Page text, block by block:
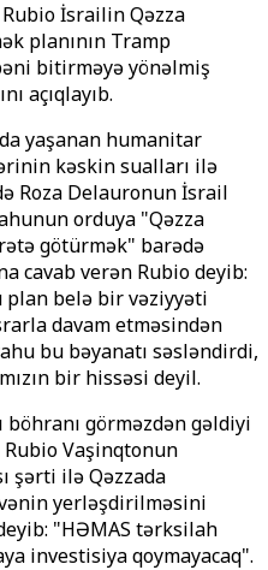
İsrailin Qəzza
planının Tramp
bitirməyə yönəlmiş
açıqlayıb.
yaşanan humanitar
kəskin sualları ilə
Roza Delauronun İsrail
orduya "Qəzza
götürmək" barədə
cavab verən Rubio deyib:
plan belə bir vəziyyəti
davam etməsindən
bu bəyanatı səsləndirdi,
bir hissəsi deyil.
böhranı görməzdən gəldiyi
Vaşinqtonun
şərti ilə Qəzzada
yerləşdirilməsini
"HƏMAS tərksilah
investisiya qoymayacaq".